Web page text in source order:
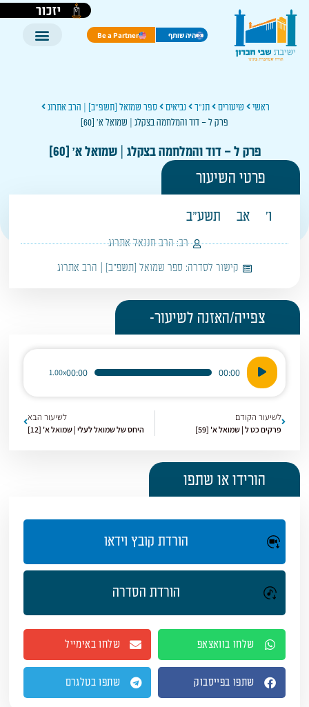
יזכור
היה שותף Be a Partner
ראשי שיעורים תנ"ך נביאים
ספר שמואל [תשפ"ב] | הרב אתרוג
פרק ל – דוד והמלחמה בצקלג | שמואל א' [60]
פרק ל – דוד והמלחמה בצקלג | שמואל א' [60]
פרטי השיעור
ו' אב תשע"ב
רב: הרב חננאל אתרוג
קישור לסדרה: ספר שמואל [תשפ"ב] | הרב אתרוג
צפייה/האזנה לשיעור-
נגן
אודיו
00:00
00:00
1.00x
לשיעור הקודם
פרקים כט ל | שמואל א' [59]
לשיעור הבא
היחס של שמואל לעלי | שמואל א' [12]
הורידו או שתפו
הורדת קובץ וידאו
הורדת הסדרה
שלחו בוואצאפ שלחו באימייל
שתפו בפייסבוק שתפו בטלגרם